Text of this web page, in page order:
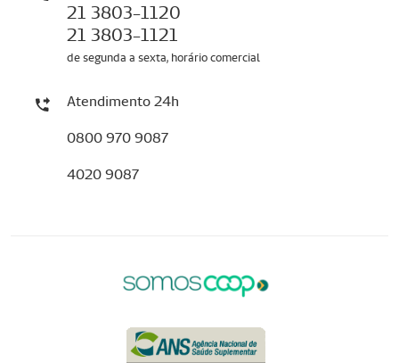
21 3803-1120
21 3803-1121
de segunda a sexta, horário comercial
Atendimento 24h
0800 970 9087
4020 9087